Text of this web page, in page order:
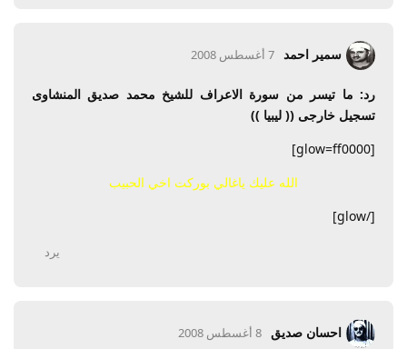
سمير احمد 7 أغسطس 2008
رد: ما تيسر من سورة الاعراف للشيخ محمد صديق المنشاوى
تسجيل خارجى (( ليبيا ))
[glow=ff0000]
الله عليك ياغالي بوركت اخي الحبيب
[/glow]
يرد
احسان صديق 8 أغسطس 2008